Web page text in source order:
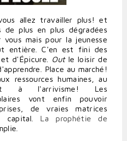
allez travailler plus! et
de plus en plus dégradées
vous mais pour la jeunesse
entière. C'en est fini des
d'Épicure.
Outle loisir de
Place au marché!
ressources humaines, au
et à l'arrivisme! Les
vont enfin pouvoir
de vraies matrices
capital. La prophétie de